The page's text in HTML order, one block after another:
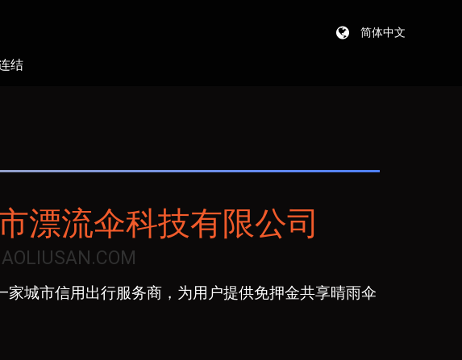
结
简体中文
漂流伞科技有限公司
家城市信用出行服务商，为用户提供免押金共享晴雨伞